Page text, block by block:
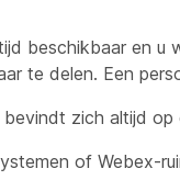
beschikbaar en
te delen. Een
zich altijd
of Webex-